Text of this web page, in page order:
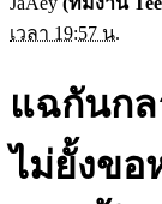
เวลา 19:57 น.
แฉกันกล
ไม่ยั้งขอ